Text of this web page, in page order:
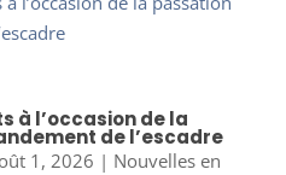
à l’occasion de la
de l’escadre
1, 2026 | Nouvelles en